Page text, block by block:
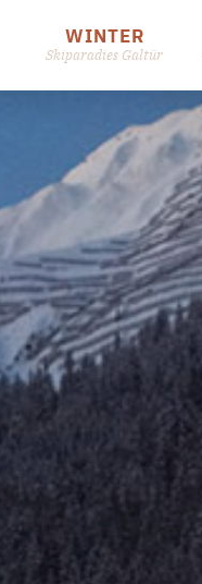
WINTER
Skiparadies Galtür